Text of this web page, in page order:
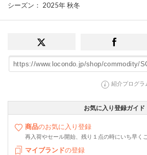
シーズン ： 2025年 秋冬
紹介プログラ
お気に入り登録ガイド
商品のお気に入り登録
再入荷やセール開始、残り１点の時にいち早く
マイブランドの登録